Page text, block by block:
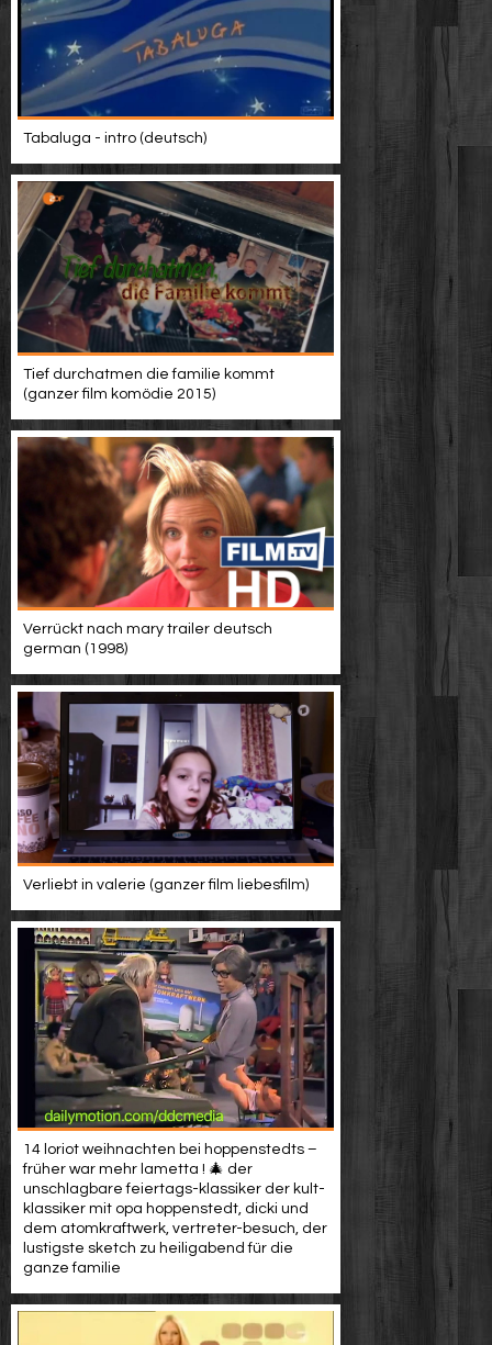
Tabaluga - intro (deutsch)
Tief durchatmen die familie kommt
(ganzer film komödie 2015)
Verrückt nach mary trailer deutsch
german (1998)
Verliebt in valerie (ganzer film liebesfilm)
14 loriot weihnachten bei hoppenstedts –
früher war mehr lametta ! 🎄 der
unschlagbare feiertags-klassiker der kult-
klassiker mit opa hoppenstedt, dicki und
dem atomkraftwerk, vertreter-besuch, der
lustigste sketch zu heiligabend für die
ganze familie